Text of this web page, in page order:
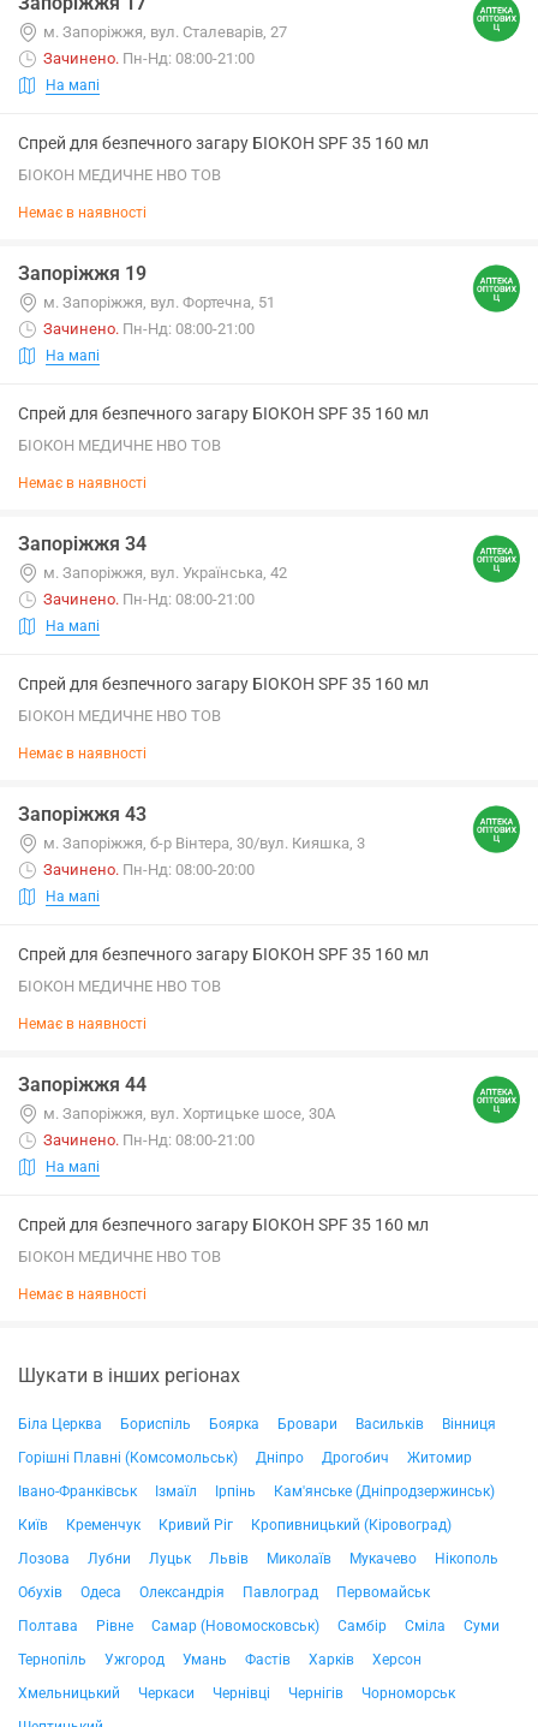
м. Запоріжжя, вул. Сталеварів, 27
Зачинено. Пн-Нд: 08:00-21:00
На мапі
Спрей для безпечного загару БІОКОН SPF 35 160 мл
БІОКОН МЕДИЧНЕ НВО ТОВ
Немає в наявності
Запоріжжя 19
м. Запоріжжя, вул. Фортечна, 51
Зачинено. Пн-Нд: 08:00-21:00
На мапі
Спрей для безпечного загару БІОКОН SPF 35 160 мл
БІОКОН МЕДИЧНЕ НВО ТОВ
Немає в наявності
Запоріжжя 34
м. Запоріжжя, вул. Українська, 42
Зачинено. Пн-Нд: 08:00-21:00
На мапі
Спрей для безпечного загару БІОКОН SPF 35 160 мл
БІОКОН МЕДИЧНЕ НВО ТОВ
Немає в наявності
Запоріжжя 43
м. Запоріжжя, б-р Вінтера, 30/вул. Кияшка, 3
Зачинено. Пн-Нд: 08:00-20:00
На мапі
Спрей для безпечного загару БІОКОН SPF 35 160 мл
БІОКОН МЕДИЧНЕ НВО ТОВ
Немає в наявності
Запоріжжя 44
м. Запоріжжя, вул. Хортицьке шосе, 30А
Зачинено. Пн-Нд: 08:00-21:00
На мапі
Спрей для безпечного загару БІОКОН SPF 35 160 мл
БІОКОН МЕДИЧНЕ НВО ТОВ
Немає в наявності
Шукати в інших регіонах
Біла Церква Бориспіль Боярка Бровари Васильків
Вінниця
Горішні Плавні (Комсомольськ)
Дніпро Дрогобич
Житомир
Івано-Франківськ
Ізмаїл Ірпінь
Кам'янське (Дніпродзержинськ)
Київ
Кременчук Кривий Ріг
Кропивницький (Кіровоград)
Лозова
Лубни Луцьк Львів Миколаїв Мукачево
Нікополь
Обухів
Одеса Олександрія Павлоград
Первомайськ
Полтава
Рівне Самар (Новомосковськ) Самбір Сміла
Суми
Тернопіль
Ужгород Умань Фастів Харків
Херсон
Хмельницький
Черкаси Чернівці Чернігів
Чорноморськ